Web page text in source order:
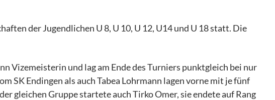
der Jugendlichen U 8, U 10, U 12, U14 und U 18 statt. Die
Vizemeisterin und lag am Ende des Turniers punktgleich bei nur
SK Endingen als auch Tabea Lohrmann lagen vorne mit je fünf
gleichen Gruppe startete auch Tirko Omer, sie endete auf Rang